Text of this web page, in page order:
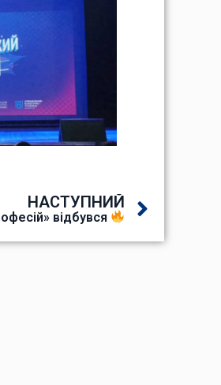
НАСТУПНИЙ
відбувся